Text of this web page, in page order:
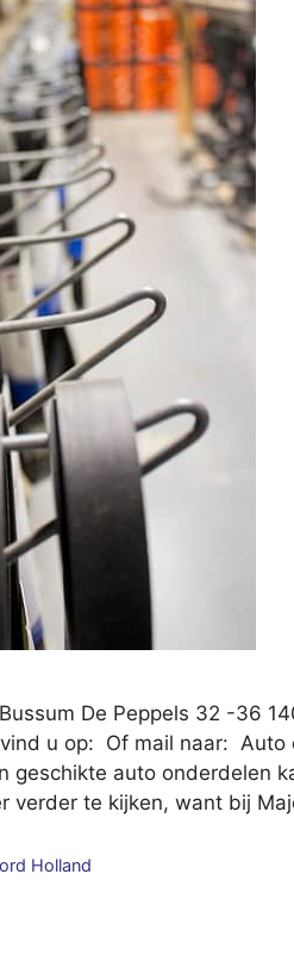
De Peppels 32 -36
u op: Of mail naar: Auto
geschikte auto onderdelen
verder te kijken, want bij
Holland